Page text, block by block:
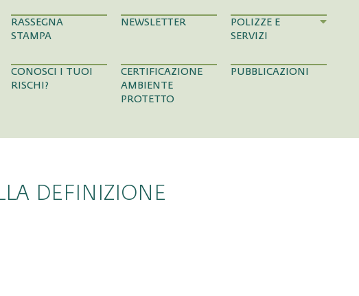
RASSEGNA
STAMPA
NEWSLETTER
POLIZZE E
SERVIZI
CONOSCI I TUOI
RISCHI?
CERTIFICAZIONE
AMBIENTE
PROTETTO
PUBBLICAZIONI
DEFINIZIONE